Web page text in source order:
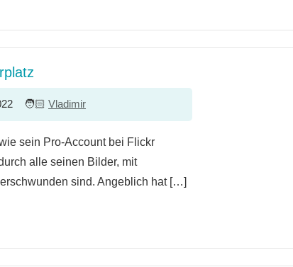
Vladimir
sein Pro-Account bei Flickr
alle seinen Bilder, mit
sind. Angeblich hat […]